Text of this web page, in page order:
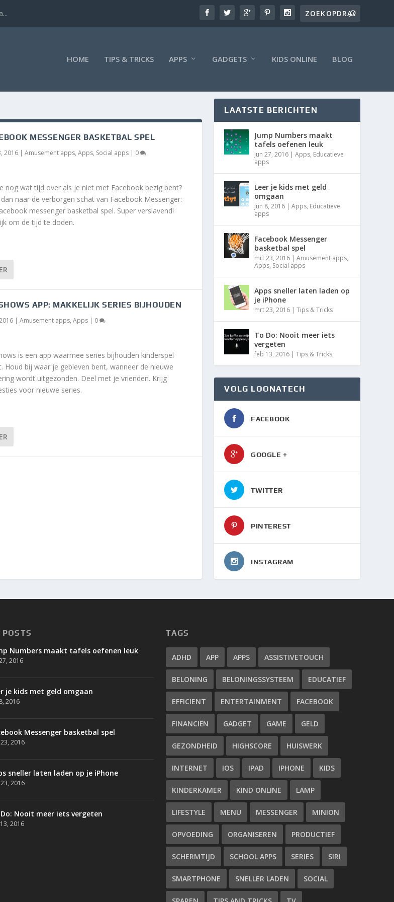
HOME TIPS & TRICKS APPS GADGETS KIDS ONLINE BLOG
MESSENGER BASKETBAL SPEL
2016| Amusement apps, Apps, Social apps| 0
nog wat tijd over als je niet met Facebook bezig bent?
naar de verborgen schat van Facebook Messenger:
messenger basketbal spel. Super verslavend!
om de tijd te doden.
APP: MAKKELIJK SERIES BIJHOUDEN
| Amusement apps, Apps| 0
is een app waarmee series bijhouden kinderspel
Houd bij waar je gebleven bent, wanneer de nieuwe
wordt uitgezonden. Deel met je vrienden. Krijg
voor nieuwe series.
LAATSTE BERICHTEN
Jump Numbers maakt
tafels oefenen leuk
jun 27, 2016 |Apps, Educatieve
apps
Leer je kids met geld
omgaan
jun 8, 2016 |Apps, Educatieve
apps
Facebook Messenger
basketbal spel
mrt 23, 2016 |Amusement apps,
Apps, Social apps
Apps sneller laten laden op
je iPhone
mrt 23, 2016 |Tips & Tricks
To Do: Nooit meer iets
vergeten
feb 13, 2016 |Tips & Tricks
VOLG LOONATECH
FACEBOOK
GOOGLE +
TWITTER
PINTEREST
INSTAGRAM
Numbers maakt tafels oefenen leuk
2016
je kids met geld omgaan
2016
Messenger basketbal spel
2016
sneller laten laden op je iPhone
2016
Nooit meer iets vergeten
2016
TAGS
ADHD APP APPS ASSISTIVETOUCH
BELONING BELONINGSSYSTEEM EDUCATIEF
EFFICIENT ENTERTAINMENT FACEBOOK
FINANCIËN GADGET GAME GELD
GEZONDHEID HIGHSCORE HUISWERK
INTERNET IOS IPAD IPHONE KIDS
KINDERKAMER KIND ONLINE LAMP
LIFESTYLE MENU MESSENGER MINION
OPVOEDING ORGANISEREN PRODUCTIEF
SCHERMTIJD SCHOOL APPS SERIES SIRI
SMARTPHONE SNELLER LADEN SOCIAL